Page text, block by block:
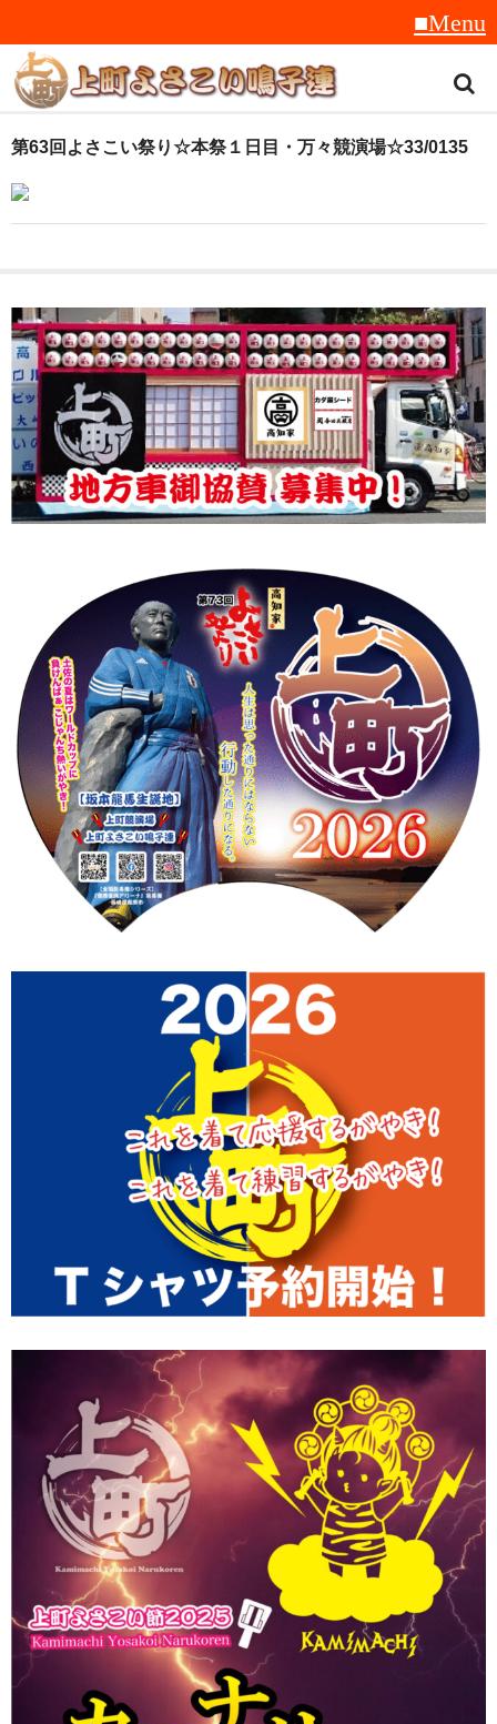
トップ
スタッフ紹介
音楽
衣装
地方車
グッズ
上町Tシャツ
振付
その他
壁紙
お問合せ
スタッフブログ
第63回よさこい祭り☆本祭１日目・万々競演場☆33/0135